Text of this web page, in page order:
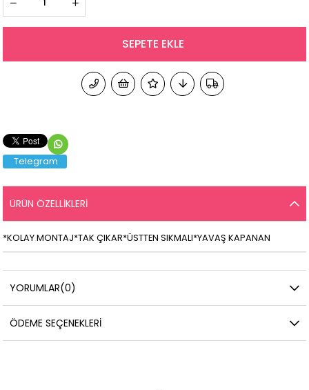
Telegram
ÜRÜN ÖZELLIKLERI
*KOLAY MONTAJ*TAK ÇIKAR*ÜSTTEN SIKMALI*YAVAŞ KAPANAN
YORUMLAR(0)
ÖDEME SEÇENEKLERI